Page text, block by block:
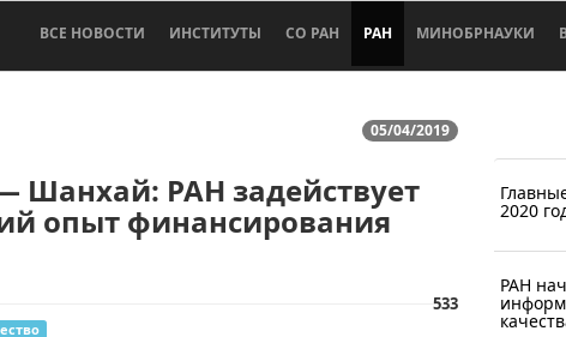
ВСЕ НОВОСТИ ИНСТИТУТЫ СО РАН РАН МИНОБРНАУКИ
05/04/2019
Шанхай: РАН задействует
опыт финансирования
533
2020
РАН